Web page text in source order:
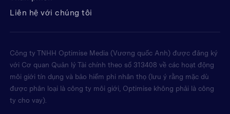
Liên hệ với chúng tôi
Công ty TNHH Optimise Media (Vương quốc Anh) được đăng ký
với Cơ quan Quản lý Tài chính theo số 313408 về các hoạt động
môi giới tín dụng và bảo hiểm phi nhân thọ (lưu ý rằng mặc dù
được phân loại là công ty môi giới, Optimise không phải là công
ty cho vay).